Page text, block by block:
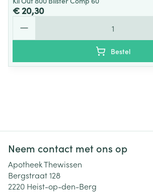
€ 20,30
Bestel
Neem contact met ons op
Apotheek Thewissen
Bergstraat 128
2220 Heist-op-den-Berg